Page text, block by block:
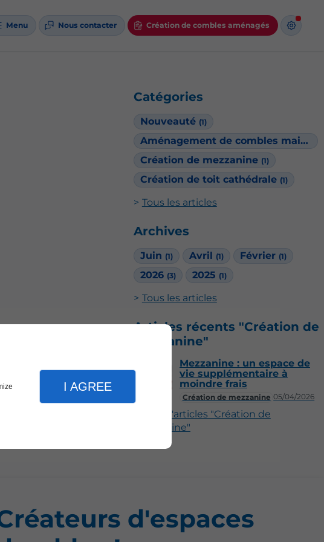
I AGREE
Menu Nous contacter Création de combles aménagés
Catégories
Nouveauté (1)
Aménagement de combles maison Phénix
Création de mezzanine (1)
Création de toit cathédrale (1)
Tous les articles
Archives
Juin (1) Avril (1) Février (1)
2026 (3) 2025 (1)
Tous les articles
Articles récents "Création de
mezzanine"
Création de mezzanine 05/04/2026
Mezzanine : un espace de
vie supplémentaire à
moindre frais
Plus d'articles "Création de
mezzanine"
d'espaces